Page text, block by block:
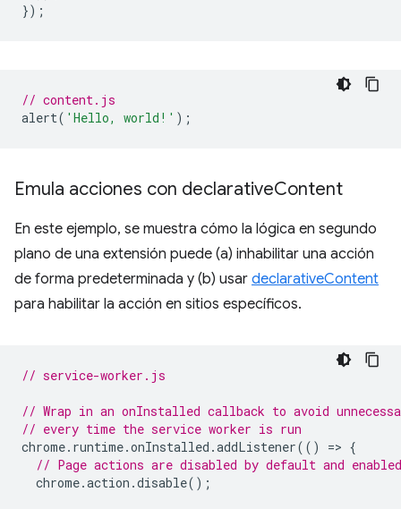
});
// content.js
alert( 'Hello, world!' );
Emula acciones con declarativeContent
En este ejemplo, se muestra cómo la lógica en segundo
plano de una extensión puede (a) inhabilitar una acción
de forma predeterminada y (b) usar declarativeContent
para habilitar la acción en sitios específicos.
// service-worker.js
// Wrap in an onInstalled callback to avoid
// every time the service worker is run
chrome. runtime.onInstalled .addListener(() => {
// Page actions are disabled by default and
chrome.action .disable();